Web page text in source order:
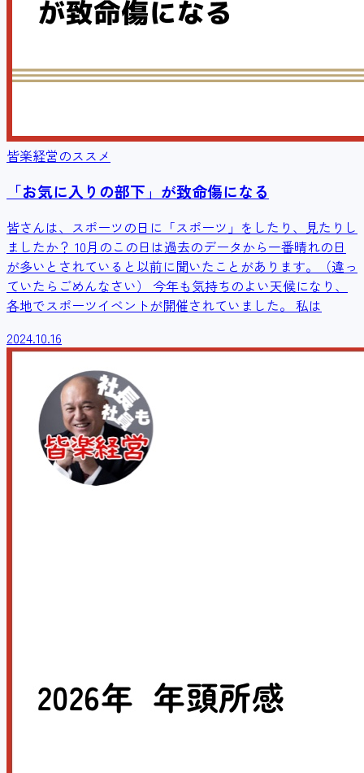
皆楽経営のススメ
「お気に入りの部下」が致命傷になる
皆さんは、スポーツの日に「スポーツ」をしたり、見たりし
ましたか？ 10月のこの日は過去のデータから一番晴れの日
が多いとされていると以前に聞いたことがあります。（違っ
ていたらごめんなさい） 今年も気持ちのよい天候になり、
各地でスポーツイベントが開催されていました。 私は
2024.10.16